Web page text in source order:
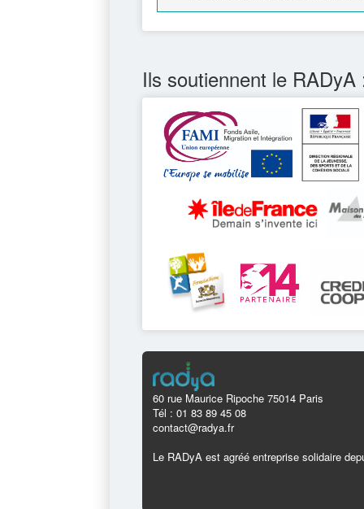
Ils soutiennent le RADyA
60 rue Maurice Ripoche 75014 Paris
Tél : 01 83 89 45 08
contact@radya.fr
Le RADyA est agréé entreprise solidaire